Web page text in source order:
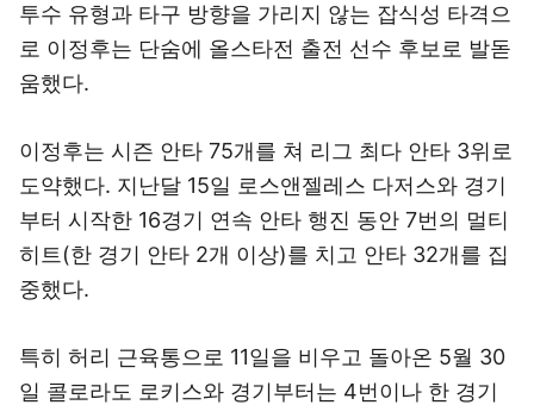
투수 유형과 타구 방향을 가리지 않는 잡식성 타격으
로 이정후는 단숨에 올스타전 출전 선수 후보로 발돋
움했다.
이정후는 시즌 안타 75개를 쳐 리그 최다 안타 3위로
도약했다. 지난달 15일 로스앤젤레스 다저스와 경기
부터 시작한 16경기 연속 안타 행진 동안 7번의 멀티
히트(한 경기 안타 2개 이상)를 치고 안타 32개를 집
중했다.
특히 허리 근육통으로 11일을 비우고 돌아온 5월 30
일 콜로라도 로키스와 경기부터는 4번이나 한 경기